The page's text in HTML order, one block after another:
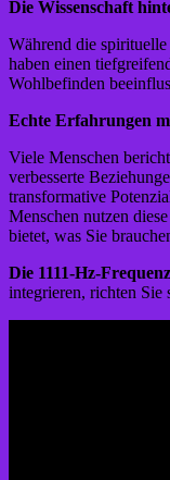
Die Wissenschaft
Während die
haben einen
Wohlbefinden
Echte Erfahrungen
Viele Menschen
verbesserte
transformative
Menschen nutzen
bietet, was Sie
Die 1111-Hz-
integrieren, richten Sie